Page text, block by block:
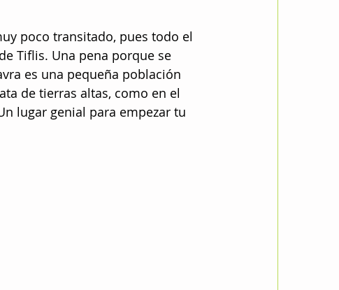
poco transitado, pues todo el
Tiflis. Una pena porque se
es una pequeña población
de tierras altas, como en el
lugar genial para empezar tu